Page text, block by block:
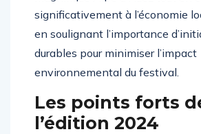
significativement à l’économie
en soulignant l’importance
durables pour minimiser l’impact
environnemental du festival.
Les points forts
l’édition 2024